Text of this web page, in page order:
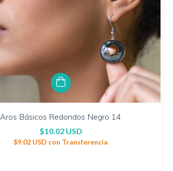
Aros Básicos Redondos Negro 14
$10.02 USD
$9.02 USD con Transferencia